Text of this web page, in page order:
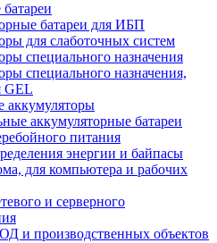
батареи для ИБП
для слаботочных систем
специального назначения
специального назначения,
GEL
аккумуляторы
аккумуляторные батареи
питания
энергии и байпасы
для компьютера и рабочих
и серверного
и производственных объектов